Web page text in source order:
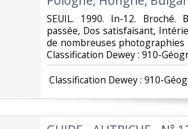
‎SEUIL. 1990. In-12. Broché.
passée, Dos satisfaisant,
de nombreuses photographies
Classification Dewey : 910-
Classification Dewey : 910-